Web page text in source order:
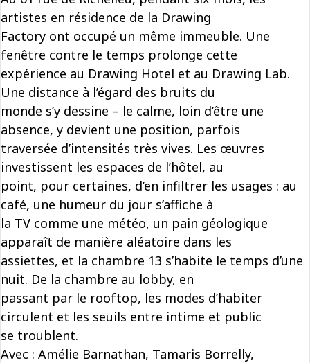
artistes en résidence de la Drawing
Factory ont occupé un même immeuble. Une
fenêtre contre le temps prolonge cette
expérience au Drawing Hotel et au Drawing Lab.
Une distance à l’égard des bruits du
monde s’y dessine – le calme, loin d’être une
absence, y devient une position, parfois
traversée d’intensités très vives. Les œuvres
investissent les espaces de l’hôtel, au
point, pour certaines, d’en infiltrer les usages : au
café, une humeur du jour s’affiche à
la TV comme une météo, un pain géologique
apparaît de manière aléatoire dans les
assiettes, et la chambre 13 s’habite le temps d’une
nuit. De la chambre au lobby, en
passant par le rooftop, les modes d’habiter
circulent et les seuils entre intime et public
se troublent.
Avec : Amélie Barnathan, Tamaris Borrelly,